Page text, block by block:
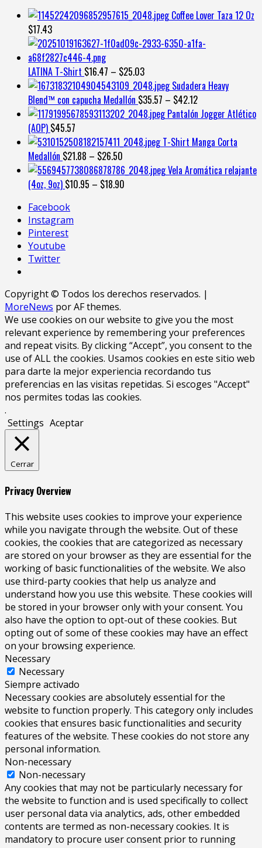
Coffee Lover Taza 12 Oz
$17.43
LATINA T-Shirt $16.47 – $25.03
Sudadera Heavy
Blend™ con capucha Medallón $35.57 – $42.12
Pantalón Jogger Atlético
(AOP) $45.57
T-Shirt Manga Corta
Medallón $21.88 – $26.50
Vela Aromática relajante
(4oz, 9oz) $10.95 – $18.90
Facebook
Instagram
Pinterest
Youtube
Twitter
Copyright © Todos los derechos reservados. |
MoreNews por AF themes.
We use cookies on our website to give you the most
relevant experience by remembering your preferences
and repeat visits. By clicking “Accept”, you consent to the
use of ALL the cookies. Usamos cookies en este sitio web
para darte la mejor experiencia recordando tus
preferencias en las visitas repetidas. Si escoges "Accept"
nos permites todas las cookies.
.
Settings Aceptar
Cerrar
Privacy Overview
This website uses cookies to improve your experience
while you navigate through the website. Out of these
cookies, the cookies that are categorized as necessary
are stored on your browser as they are essential for the
working of basic functionalities of the website. We also
use third-party cookies that help us analyze and
understand how you use this website. These cookies will
be stored in your browser only with your consent. You
also have the option to opt-out of these cookies. But
opting out of some of these cookies may have an effect
on your browsing experience.
Necessary
Necessary
Siempre activado
Necessary cookies are absolutely essential for the
website to function properly. This category only includes
cookies that ensures basic functionalities and security
features of the website. These cookies do not store any
personal information.
Non-necessary
Non-necessary
Any cookies that may not be particularly necessary for
the website to function and is used specifically to collect
user personal data via analytics, ads, other embedded
contents are termed as non-necessary cookies. It is
mandatory to procure user consent prior to running